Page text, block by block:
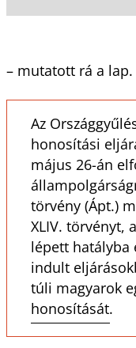
– mutatott rá a lap.
Az
honosítási
május 26-án
törvény (Ápt.)
XLIV. törvényt,
lépett hatályba
indult
túli magyarok
honosítását.